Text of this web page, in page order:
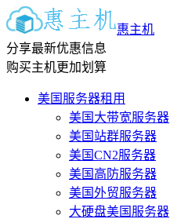
惠主机
分享最新优惠信息
购买主机更加划算
美国服务器租用
美国大带宽服务器
美国站群服务器
美国CN2服务器
美国高防服务器
美国外贸服务器
大硬盘美国服务器